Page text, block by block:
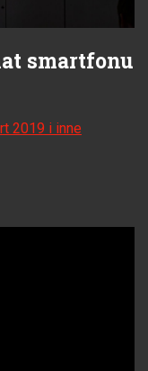
smartfonu
2019 i inne